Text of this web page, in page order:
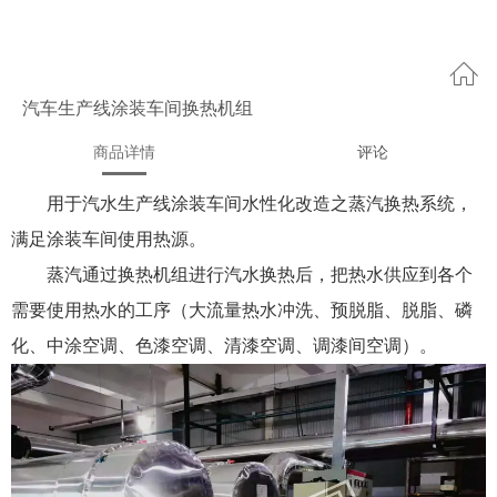
汽车生产线涂装车间换热机组
商品详情 评论
用于汽水生产线涂装车间水性化改造之蒸汽换热系统，
满足涂装车间使用热源。
蒸汽通过换热机组进行汽水换热后，把热水供应到各个
需要使用热水的工序（大流量热水冲洗、预脱脂、脱脂、磷
化、中涂空调、色漆空调、清漆空调、调漆间空调）。